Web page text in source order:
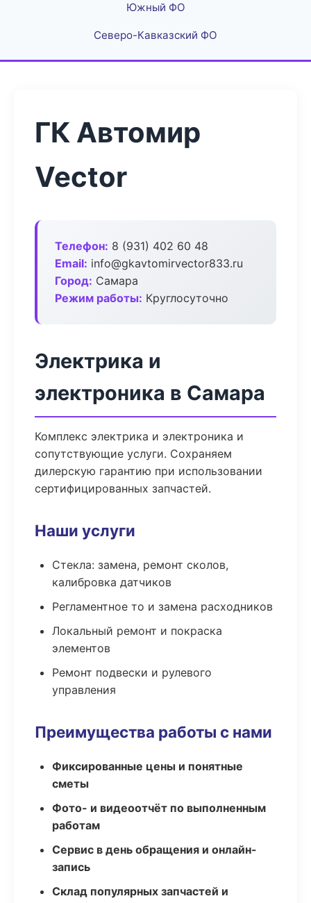
Южный ФО
Северо-Кавказский ФО
ГК Автомир
Vector
Телефон: 8 (931) 402 60 48
Email: info@gkavtomirvector833.ru
Город: Самара
Режим работы: Круглосуточно
Электрика и
электроника в Самара
Комплекс электрика и электроника и
сопутствующие услуги. Сохраняем
дилерскую гарантию при использовании
сертифицированных запчастей.
Наши услуги
Стекла: замена, ремонт сколов,
калибровка датчиков
Регламентное то и замена расходников
Локальный ремонт и покраска
элементов
Ремонт подвески и рулевого
управления
Преимущества работы с нами
Фиксированные цены и понятные
сметы
Фото- и видеоотчёт по выполненным
работам
Сервис в день обращения и онлайн-
запись
Склад популярных запчастей и